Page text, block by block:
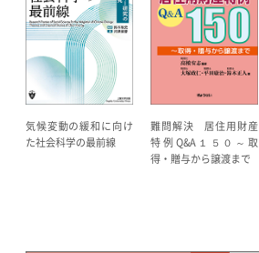
気候変動の緩和に向け
た社会科学の最前線
難問解決 居住用財産
特例Q&A１５０～取
得・贈与から譲渡まで